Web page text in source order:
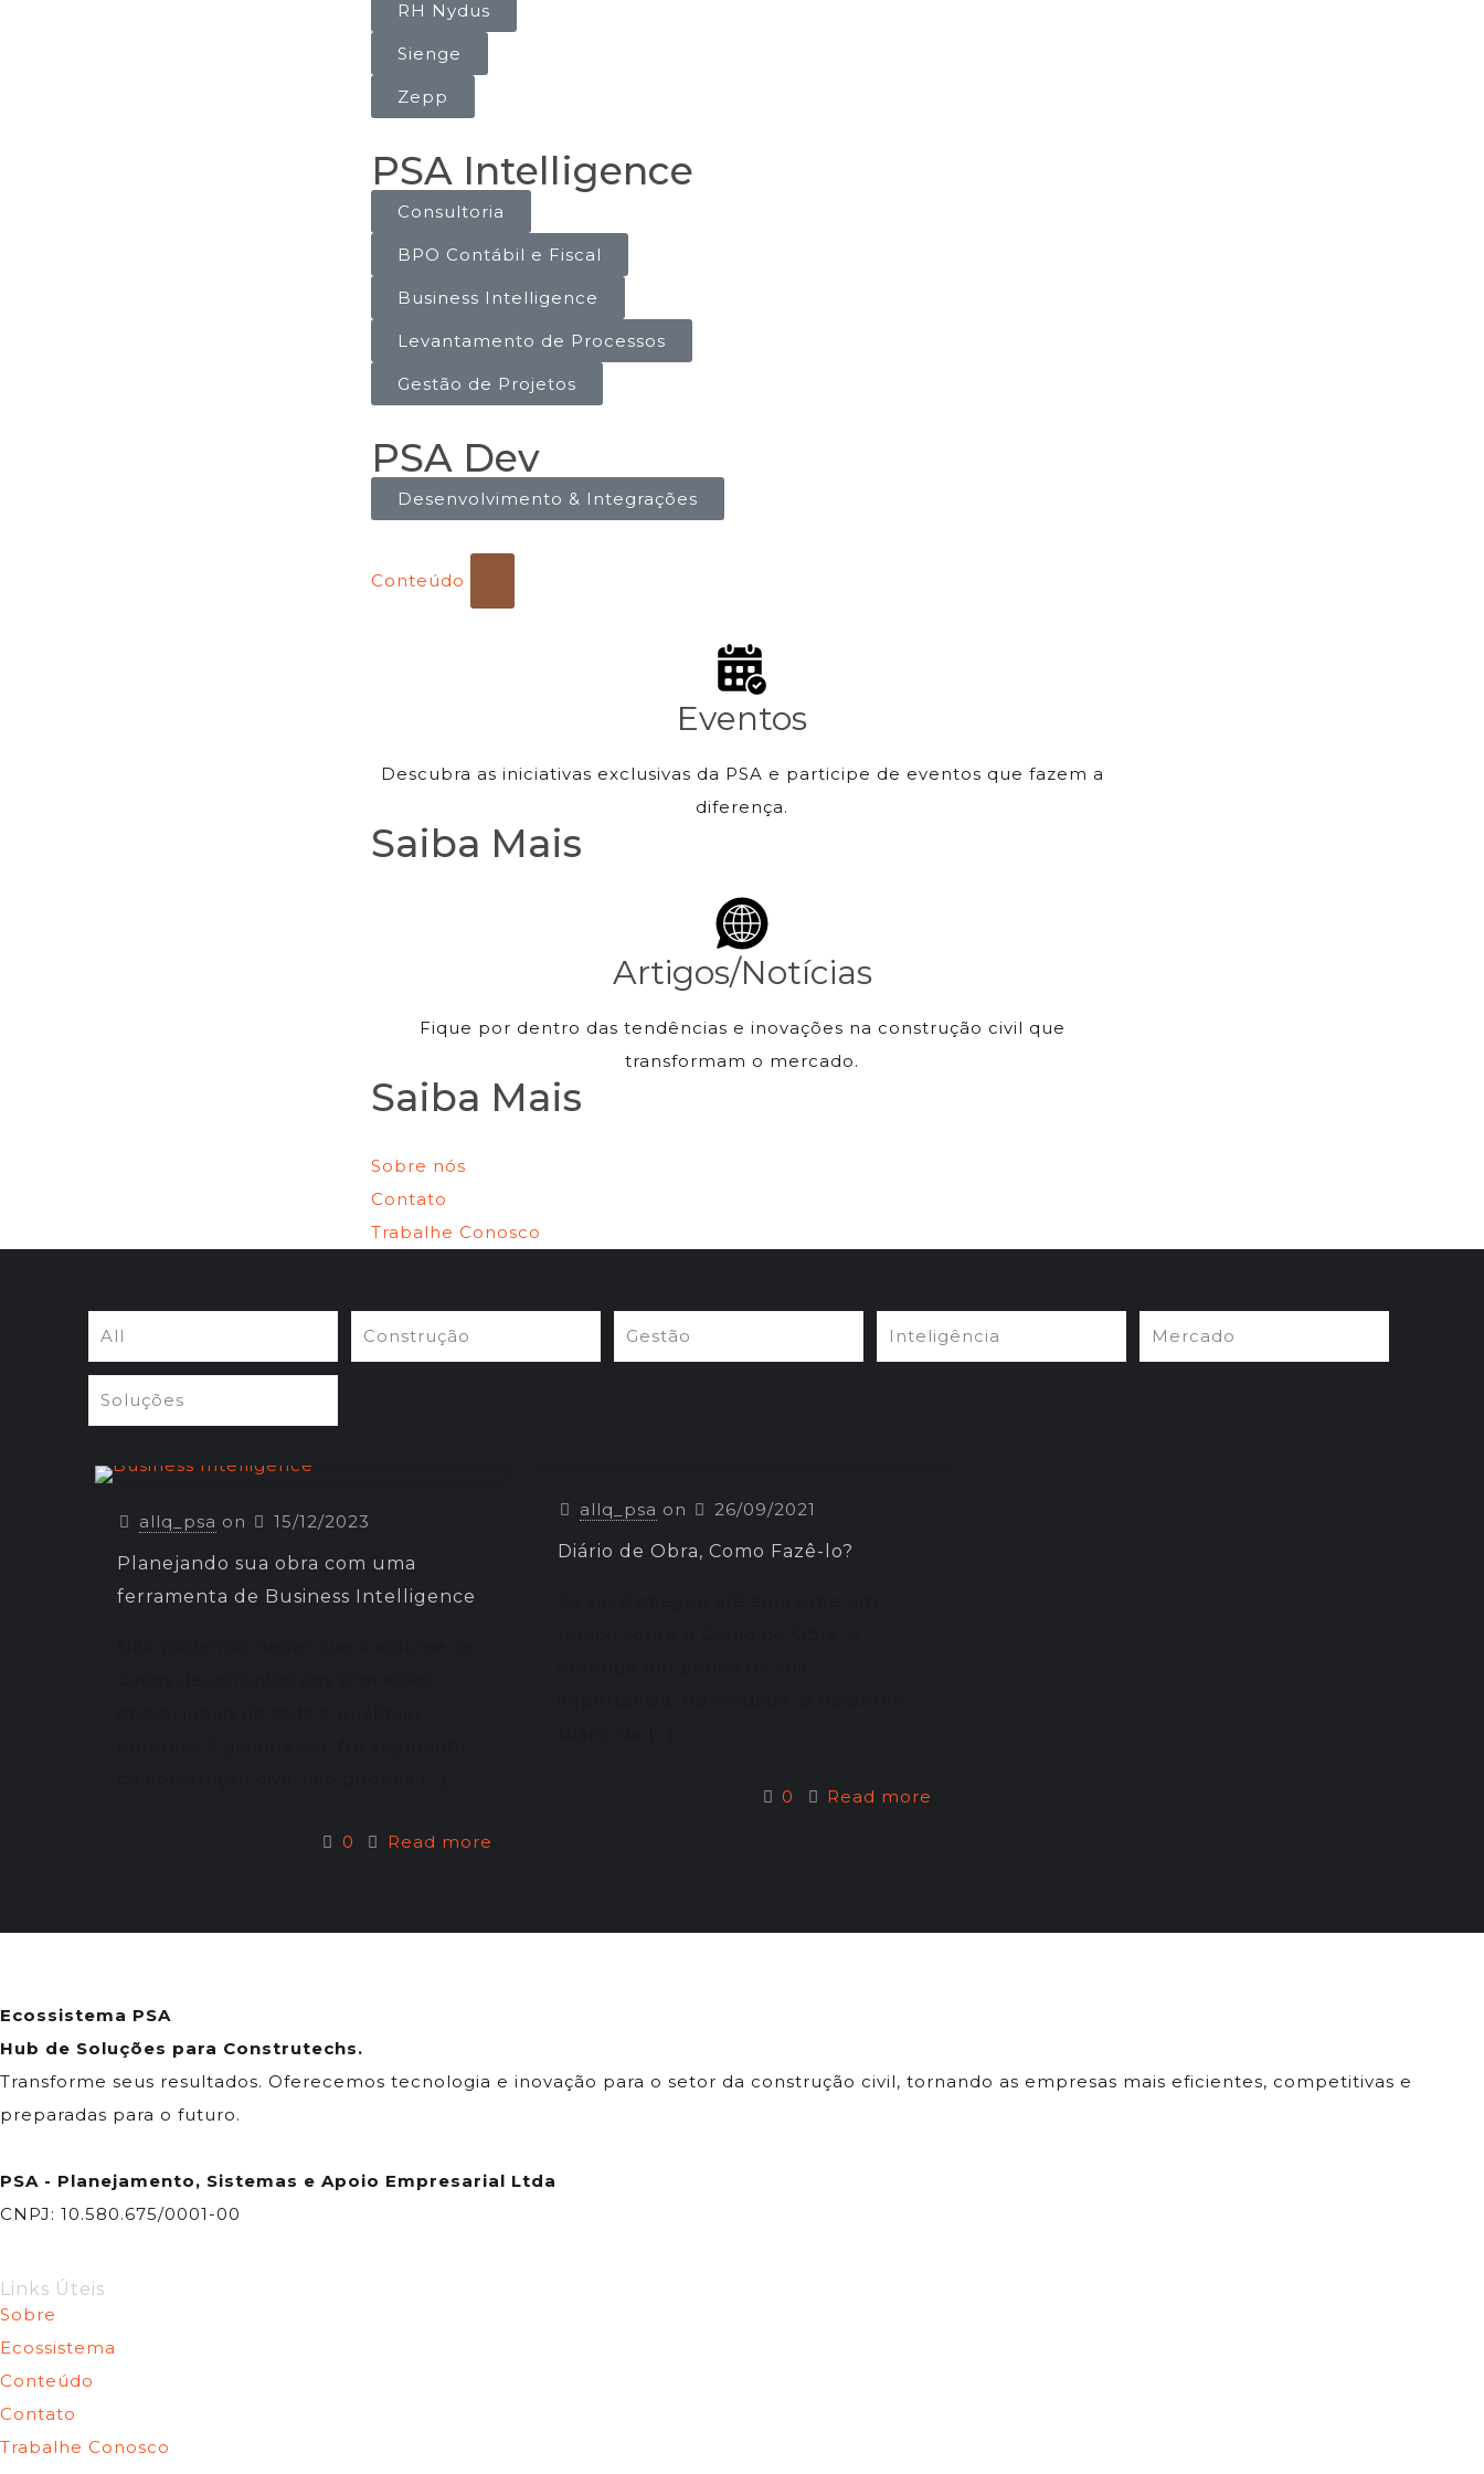
RH Nydus
Sienge
Zepp
PSA Intelligence
Consultoria
BPO Contábil e Fiscal
Business Intelligence
Levantamento de Processos
Gestão de Projetos
PSA Dev
Desenvolvimento & Integrações
Conteúdo
Eventos
Descubra as iniciativas exclusivas da PSA e participe de eventos que fazem a
diferença.
Saiba Mais
Artigos/Notícias
Fique por dentro das tendências e inovações na construção civil que
transformam o mercado.
Saiba Mais
Sobre nós
Contato
Trabalhe Conosco
All Construção Gestão Inteligência Mercado
Soluções
allq_psa on
15/12/2023
Planejando sua obra com uma
ferramenta de Business Intelligence
0 Read more
allq_psa on
26/09/2021
Diário de Obra, Como Fazê-lo?
0 Read more
Ecossistema PSA
Hub de Soluções para Construtechs.
Transforme seus resultados. Oferecemos tecnologia e inovação para o setor da construção civil, tornando as empresas mais eficientes, competitivas e
preparadas para o futuro.
PSA - Planejamento, Sistemas e Apoio Empresarial Ltda
CNPJ: 10.580.675/0001-00
Links Úteis
Sobre
Ecossistema
Conteúdo
Contato
Trabalhe Conosco